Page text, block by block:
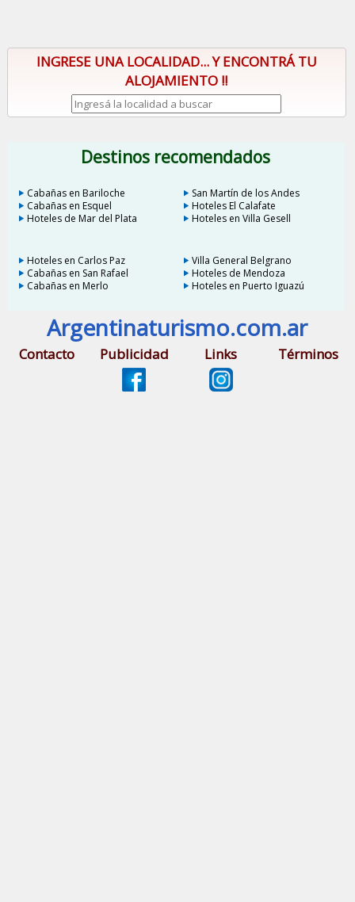
INGRESE UNA LOCALIDAD... Y ENCONTRÁ TU
ALOJAMIENTO !!
Destinos recomendados
Cabañas en Bariloche
San Martín de los Andes
Cabañas en Esquel
Hoteles El Calafate
Hoteles de Mar del Plata
Hoteles en Villa Gesell
Hoteles en Carlos Paz
Villa General Belgrano
Cabañas en San Rafael
Hoteles de Mendoza
Cabañas en Merlo
Hoteles en Puerto Iguazú
Argentinaturismo.com.ar
Contacto Publicidad Links Términos